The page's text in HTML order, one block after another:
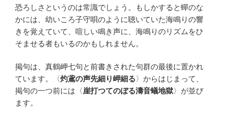
恐ろしさというのは常識でしょう。もしかすると蟬のな
かには、幼いころ子守唄のように聴いていた海鳴りの響
きを覚えていて、喧しい鳴き声に、海鳴りのリズムをひ
そませる者もいるのかもしれません。
掲句は、真鶴岬七句と前書きされた句群の最後に置かれ
ています。〈灼鳶の声先細り岬細る〉からはじまって、
掲句の一つ前には〈崖打つてのぼる濤音蟻地獄〉が並び
ます。